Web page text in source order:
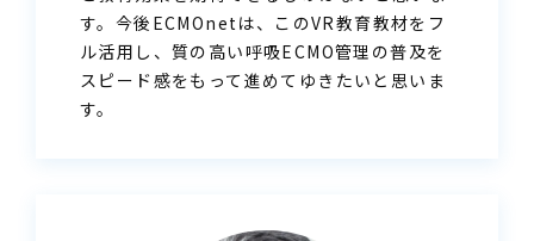
す。今後ECMOnetは、このVR教育教材をフ
ル活用し、質の高い呼吸ECMO管理の普及を
スピード感をもって進めてゆきたいと思いま
す。